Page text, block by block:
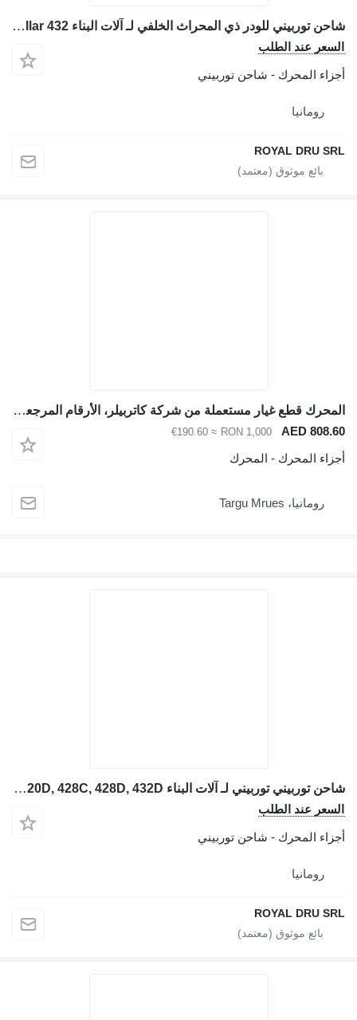
شاحن توربيني للودر ذي المحراث الخلفي لـ آلات البناء Caterpillar 432
السعر عند الطلب
أجزاء المحرك - شاحن توربيني
رومانيا
ROYAL DRU SRL
المحرك قطع غيار مستعملة من شركة كاتربيلر، الأرقام المرجعية: 428، 432، 434، 444، 416، 420، 422، 4 لـ لودر حفار Caterpillar 428 432 434, 444, 416, 420, 422, 426
AED 808.60
RON 1,000
≈ €190.60
أجزاء المحرك - المحرك
رومانيا، Targu Mrues
شاحن توربيني توربيني لـ آلات البناء Caterpillar pentru modelele 416C, 416D, 420D, 428C, 428D, 432D
السعر عند الطلب
أجزاء المحرك - شاحن توربيني
رومانيا
ROYAL DRU SRL